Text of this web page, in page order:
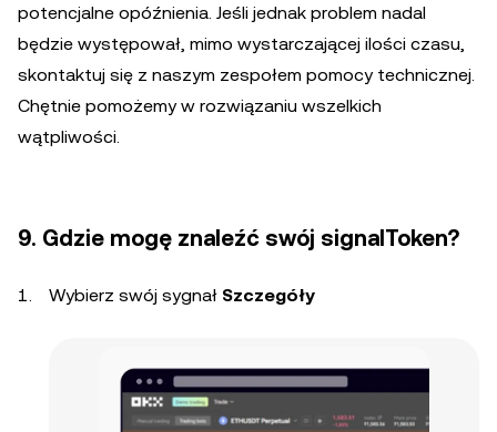
potencjalne opóźnienia. Jeśli jednak problem nadal
będzie występował, mimo wystarczającej ilości czasu,
skontaktuj się z naszym zespołem pomocy technicznej.
Chętnie pomożemy w rozwiązaniu wszelkich
wątpliwości.
9. Gdzie mogę znaleźć swój signalToken?
Wybierz swój sygnał Szczegóły